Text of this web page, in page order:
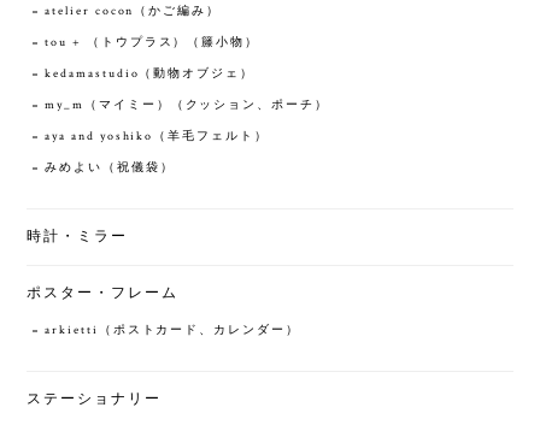
atelier cocon（かご編み）
tou + （トウプラス）（籐小物）
kedamastudio（動物オブジェ）
my_m（マイミー）（クッション、ポーチ）
aya and yoshiko（羊毛フェルト）
みめよい（祝儀袋）
時計・ミラー
ポスター・フレーム
arkietti（ポストカード、カレンダー）
ステーショナリー